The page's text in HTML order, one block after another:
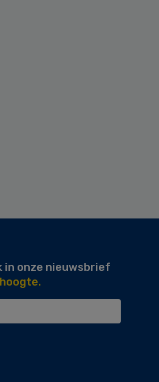
onze nieuwsbrief